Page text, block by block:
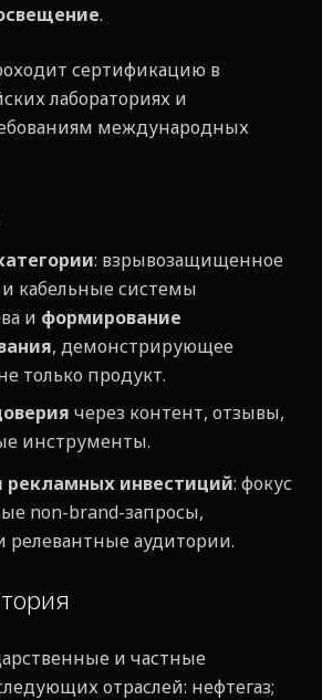
.
сертификацию в
лабораториях и
международных
: взрывозащищенное
кабельные системы
и формирование
, демонстрирующее
только продукт.
через контент, отзывы,
инструменты.
инвестиций: фокус
non-brand-запросы,
релевантные аудитории.
и частные
отраслей: нефтегаз;